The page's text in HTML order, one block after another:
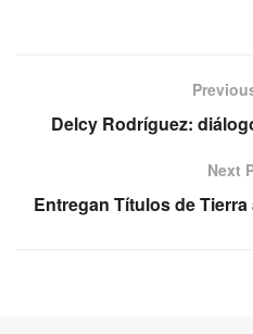
Delcy Rodríguez:
Next
Entregan Títulos de